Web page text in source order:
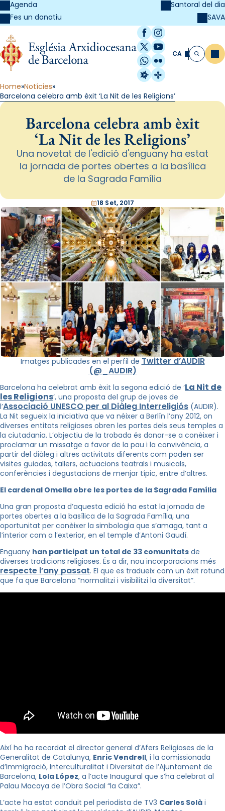
Agenda
Fes un donatiu
Santoral del dia
SAVA
Facebook
Instagram
X / Twitter
YouTube
WhatsApp
Flickr
Radio Estel
Catalunya
CA Cerca
Home Notícies
Barcelona celebra amb èxit ‘La Nit de les Religions’
Barcelona celebra amb èxit
‘La Nit de les Religions’
Una novetat de l'edició d'enguany ha estat
la jornada de portes obertes a la basílica
de la Sagrada Família
18 Set, 2017
Imatges publicades en el perfil de Twitter d’AUDIR
(@_AUDIR)
Barcelona ha celebrat amb èxit la segona edició de ‘La Nit de
les Religions‘, una proposta del grup de joves de
l’Associació UNESCO per al Diàleg Interreligiós (AUDIR).
La Nit segueix la iniciativa que va néixer a Berlín l’any 2012, on
diverses entitats religioses obren les portes dels seus temples a
la ciutadania. L’objectiu de la trobada és donar-se a conèixer i
proclamar un missatge a favor de la pau i la convivència, a
partir del diàleg i altres activitats diferents com poden ser
visites guiades, tallers, actuacions teatrals i musicals,
conferències i degustacions de menjar típic, entre d’altres.
El cardenal Omella obre les portes de la Sagrada Família
Una gran proposta d’aquesta edició ha estat la jornada de
portes obertes a la basílica de la Sagrada Família, una
oportunitat per conèixer la simbologia que s’amaga, tant a
l’interior com a l’exterior, en el temple d’Antoni Gaudí.
Enguany han participat un total de 33 comunitats de
diverses tradicions religioses. És a dir, nou incorporacions més
respecte l’any passat. El que es tradueix com un èxit rotund
que fa que Barcelona “normalitzi i visibilitzi la diversitat”.
Així ho ha recordat el director general d’Afers Religioses de la
Generalitat de Catalunya, Enric Vendrell, i la comissionada
d’Immigració, Interculturalitat i Diversitat de l’Ajuntament de
Barcelona, Lola López, a l’acte Inaugural que s’ha celebrat al
Palau Macaya de l’Obra Social “la Caixa”.
L’acte ha estat conduit pel periodista de TV3 Carles Solà i